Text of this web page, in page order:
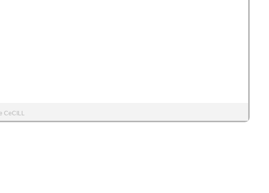
CeCILL